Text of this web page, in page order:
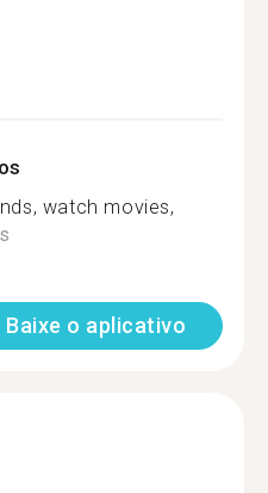
watch movies,
Baixe o aplicativo